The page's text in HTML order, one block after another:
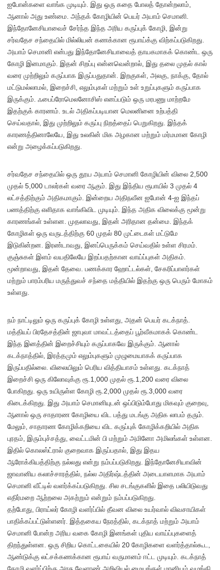
ஐபோன்களை வாங்க முடியும். இது ஒரு கதை போலத் தோன்றலாம்,
ஆனால் அது உண்மை. அந்தக் கோழியின் பெயர் அயாம் செமானி.
இந்தோனேசியாவைச் சேர்ந்த இந்த அரிய கருப்புக் கோழி, இன்று
சர்வதேச சந்தையில் மில்லியன் கணக்கான ரூபாய்க்கு விற்கப்படுகிறது.
அயாம் செமானி என்பது இந்தோனேசியாவைத் தாயகமாகக் கொண்ட ஒரு
கோழி இனமாகும். இதன் சிறப்பு என்னவென்றால், இது தலை முதல் கால்
வரை முற்றிலும் கருப்பாக இருப்பதுதான். இறகுகள், அலகு, நாக்கு, தோல்
மட்டுமல்லாமல், இறைச்சி, எலும்புகள் மற்றும் உள் உறுப்புகளும் கருப்பாக
இருக்கும். ஃபைப்ரோமெலனோசிஸ் எனப்படும் ஒரு மரபணு மாற்றமே
இதற்குக் காரணம். உடல் அதிகப்படியான மெலனினை உற்பத்தி
செய்வதால், இது முற்றிலும் கருப்பு நிறத்தைப் பெறுகிறது. இந்தக்
காரணத்தினாலேயே, இது உலகின் மிக அழகான மற்றும் மர்மமான கோழி
என்று அழைக்கப்படுகிறது.
சர்வதேச சந்தையில் ஒரு தூய அயாம் செமானி கோழியின் விலை 2,500
முதல் 5,000 டாலர்கள் வரை ஆகும். இது இந்திய ரூபாயில் 3 முதல் 4
லட்சத்திற்கும் அதிகமாகும். இன்றைய அதிநவீன ஐபோன் 4-ஐ இந்தப்
பணத்திற்கு எளிதாக வாங்கிவிட முடியும். இந்த அதிக விலைக்கு மூன்று
காரணங்கள் உள்ளன. முதலாவது, இதன் அரிதான தன்மை. இந்தக்
கோழிகள் ஒரு வருடத்திற்கு 60 முதல் 80 முட்டைகள் மட்டுமே
இடுகின்றன. இரண்டாவது, இனப்பெருக்கம் செய்வதில் உள்ள சிரமம்.
குஞ்சுகள் இளம் வயதிலேயே இறப்பதற்கான வாய்ப்புகள் அதிகம்.
மூன்றாவது, இதன் தேவை. பணக்கார ஹோட்டல்கள், சேகரிப்பாளர்கள்
மற்றும் பாரம்பரிய மருத்துவச் சந்தை மத்தியில் இதற்கு ஒரு பெரும் மோகம்
உள்ளது.
நம் நாட்டிலும் ஒரு கருப்புக் கோழி உள்ளது, அதன் பெயர் கடக்நாத்.
மத்தியப் பிரதேசத்தின் ஜாபுவா மாவட்டத்தைப் பூர்வீகமாகக் கொண்ட
இந்த இனத்தின் இறைச்சியும் கருப்பாகவே இருக்கும். ஆனால்
கடக்நாத்தில், இரத்தமும் எலும்புகளும் முழுமையாகக் கருப்பாக
இருப்பதில்லை. விலையிலும் பெரிய வித்தியாசம் உள்ளது. கடக்நாத்
இறைச்சி ஒரு கிலோவுக்கு ரூ.1,000 முதல் ரூ.1,200 வரை விலை
போகிறது. ஒரு உயிருள்ள கோழி ரூ.2,000 முதல் ரூ.3,000 வரை
கிடைக்கிறது. இது அயாம் செமானியுடன் ஒப்பிடும்போது மிகவும் குறைவு,
ஆனால் ஒரு சாதாரண கோழியை விட பத்து மடங்கு அதிக லாபம் தரும்.
மேலும், சாதாரண கோழிக்கறியை விட கருப்புக் கோழிக்கறியில் அதிக
புரதம், இரும்புச்சத்து, வைட்டமின் பி மற்றும் அமினோ அமிலங்கள் உள்ளன.
இதில் கொலஸ்ட்ரால் குறைவாக இருப்பதால், இது இதய
ஆரோக்கியத்திற்கு நல்லது என்று நம்பப்படுகிறது. இந்தோனேசியாவின்
ஜாவானிய கலாச்சாரத்தில், நல்ல அதிர்ஷ்டத்தின் அடையாளமாக அயாம்
செமானி வீட்டில் வளர்க்கப்படுகிறது. சில சடங்குகளில் இதை பலியிடுவது
எதிர்மறை ஆற்றலை அகற்றும் என்றும் நம்பப்படுகிறது.
தற்போது, ​​பிராய்லர் கோழி வளர்ப்பில் தீவன விலை உயர்வால் விவசாயிகள்
பாதிக்கப்பட்டுள்ளனர். இத்தகைய நேரத்தில், கடக்நாத் மற்றும் அயாம்
செமானி போன்ற அரிய வகை கோழி இனங்கள் புதிய வாய்ப்புகளைத்
திறந்துள்ளன. ஒரு சிறிய கொட்டகையில் 20 கோழிகளை வளர்த்தால்கூட,
ஆண்டுக்கு லட்சக்கணக்கான ரூபாய் வருமானம் ஈட்ட முடியும். கடக்நாத்